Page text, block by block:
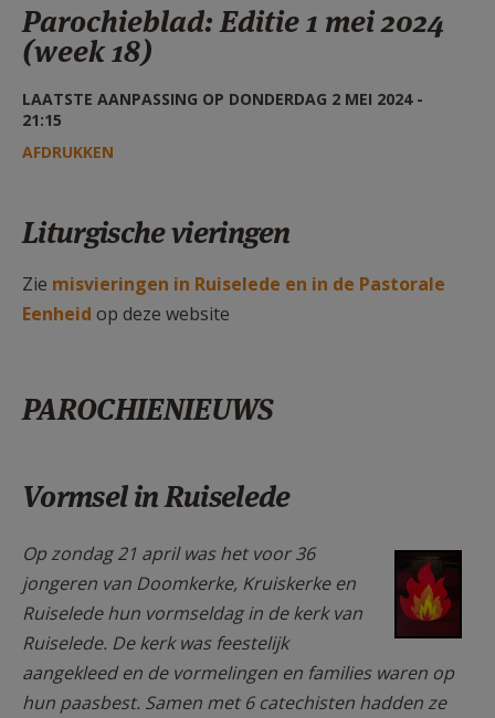
MIJN PAROCHIE
AANMELDEN OF REGISTREREN
Parochieblad: Editie 1 mei 2024
(week 18)
LAATSTE AANPASSING OP DONDERDAG 2 MEI 2024 -
21:15
AFDRUKKEN
Liturgische vieringen
Zie misvieringen in Ruiselede en in de Pastorale
Eenheid op deze website
PAROCHIENIEUWS
Vormsel in Ruiselede
F1250-2kol-10cm-IMG-20240419-
WA0000-bewerkt.jpg
Op zondag 21 april was het voor 36
jongeren van Doomkerke, Kruiskerke en
Ruiselede hun vormseldag in de kerk van
Ruiselede. De kerk was feestelijk
aangekleed en de vormelingen en families waren op
hun paasbest. Samen met 6 catechisten hadden ze